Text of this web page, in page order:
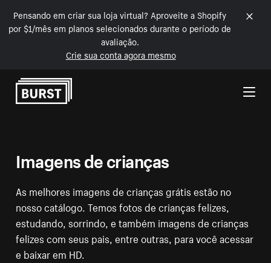
Pensando em criar sua loja virtual? Aproveite a Shopify
por $1/mês em planos selecionados durante o período de
avaliação.
Crie sua conta agora mesmo
Pular para o conteúdo
Imagens de crianças
As melhores imagens de crianças grátis estão no
nosso catálogo. Temos fotos de crianças felizes,
estudando, sorrindo, e também imagens de crianças
felizes com seus pais, entre outras, para você acessar
e baixar em HD.